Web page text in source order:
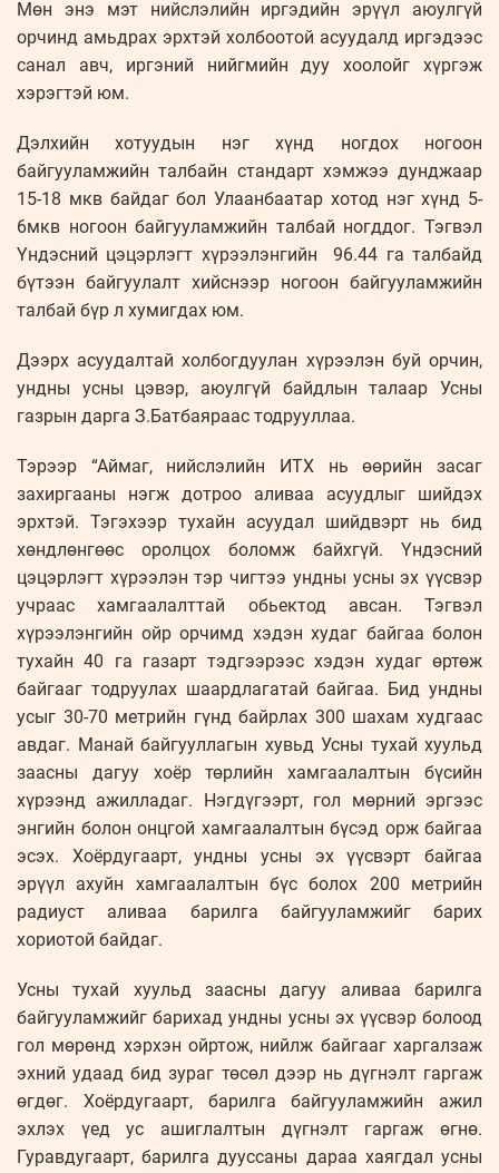
Мөн энэ мэт нийслэлийн иргэдийн эрүүл аюулгүй
орчинд амьдрах эрхтэй холбоотой асуудалд иргэдээс
санал авч, иргэний нийгмийн дуу хоолойг хүргэж
хэрэгтэй юм.
Дэлхийн хотуудын нэг хүнд ногдох ногоон
байгууламжийн талбайн стандарт хэмжээ дунджаар
15-18 мкв байдаг бол Улаанбаатар хотод нэг хүнд 5-
6мкв ногоон байгууламжийн талбай ногддог. Тэгвэл
Үндэсний цэцэрлэгт хүрээлэнгийн 96.44 га талбайд
бүтээн байгуулалт хийснээр ногоон байгууламжийн
талбай бүр л хумигдах юм.
Дээрх асуудалтай холбогдуулан хүрээлэн буй орчин,
ундны усны цэвэр, аюулгүй байдлын талаар Усны
газрын дарга З.Батбаяраас тодрууллаа.
Тэрээр “Аймаг, нийслэлийн ИТХ нь өөрийн засаг
захиргааны нэгж дотроо аливаа асуудлыг шийдэх
эрхтэй. Тэгэхээр тухайн асуудал шийдвэрт нь бид
хөндлөнгөөс оролцох боломж байхгүй. Үндэсний
цэцэрлэгт хүрээлэн тэр чигтээ ундны усны эх үүсвэр
учраас хамгаалалттай обьектод авсан. Тэгвэл
хүрээлэнгийн ойр орчимд хэдэн худаг байгаа болон
тухайн 40 га газарт тэдгээрээс хэдэн худаг өртөж
байгааг тодруулах шаардлагатай байгаа. Бид ундны
усыг 30-70 метрийн гүнд байрлах 300 шахам худгаас
авдаг. Манай байгууллагын хувьд Усны тухай хуульд
заасны дагуу хоёр төрлийн хамгаалалтын бүсийн
хүрээнд ажилладаг. Нэгдүгээрт, гол мөрний эргээс
энгийн болон онцгой хамгаалалтын бүсэд орж байгаа
эсэх. Хоёрдугаарт, ундны усны эх үүсвэрт байгаа
эрүүл ахуйн хамгаалалтын бүс болох 200 метрийн
радиуст аливаа барилга байгууламжийг барих
хориотой байдаг.
Усны тухай хуульд заасны дагуу аливаа барилга
байгууламжийг барихад ундны усны эх үүсвэр болоод
гол мөрөнд хэрхэн ойртож, нийлж байгааг харгалзаж
эхний удаад бид зураг төсөл дээр нь дүгнэлт гаргаж
өгдөг. Хоёрдугаарт, барилга байгууламжийн ажил
эхлэх үед ус ашиглалтын дүгнэлт гаргаж өгнө.
Гуравдугаарт, барилга дууссаны дараа хаягдал усны